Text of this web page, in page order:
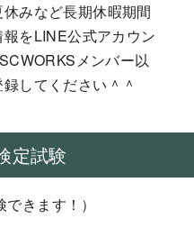
みなど長期休暇期間
をLINE公式アカウン
メンバー以
してください＾＾
定試験
できます！）